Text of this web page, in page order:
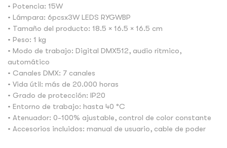
• Potencia: 15W
• Lámpara: 6pcsx3W LEDS RYGWBP
• Tamaño del producto: 18.5 × 16.5 × 16.5 cm
• Peso: 1 kg
• Modo de trabajo: Digital DMX512, audio rítmico,
automático
• Canales DMX: 7 canales
• Vida útil: más de 20.000 horas
• Grado de protección: IP20
• Entorno de trabajo: hasta 40 °C
• Atenuador: 0-100% ajustable, control de color constante
• Accesorios incluidos: manual de usuario, cable de poder